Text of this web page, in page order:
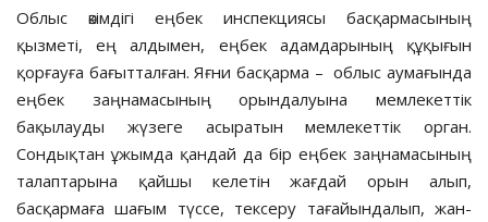
Облыс әкімдігі еңбек инспекциясы басқармасының
қызметі, ең алдымен, еңбек адамдарының құқығын
қорғауға бағытталған. Яғни басқарма – облыс аумағында
еңбек заңнамасының орындалуына мемлекеттік
бақылауды жүзеге асыратын мемлекеттік орган.
Сондықтан ұжымда қандай да бір еңбек заңнамасының
талаптарына қайшы келетін жағдай орын алып,
басқармаға шағым түссе, тексеру тағайындалып, жан-